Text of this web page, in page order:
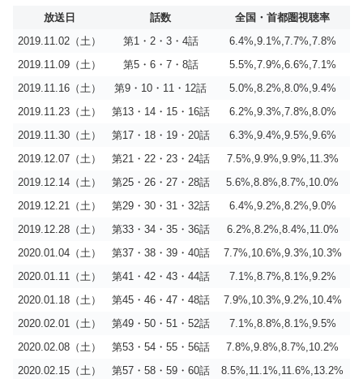
放送日 話数
全国・首都圏視聴率
2019.11.02（土）
第1・2・3・4話
6.4%,9.1%,7.7%,7.8%
2019.11.09（土）
第5・6・7・8話
5.5%,7.9%,6.6%,7.1%
2019.11.16（土）
第9・10・11・12話
5.0%,8.2%,8.0%,9.4%
2019.11.23（土）
第13・14・15・16話
6.2%,9.3%,7.8%,8.0%
2019.11.30（土）
第17・18・19・20話
6.3%,9.4%,9.5%,9.6%
2019.12.07（土）
第21・22・23・24話
7.5%,9.9%,9.9%,11.3%
2019.12.14（土）
第25・26・27・28話
5.6%,8.8%,8.7%,10.0%
2019.12.21（土）
第29・30・31・32話
6.4%,9.2%,8.2%,9.0%
2019.12.28（土）
第33・34・35・36話
6.2%,8.2%,8.4%,11.0%
2020.01.04（土）
第37・38・39・40話
7.7%,10.6%,9.3%,10.3%
2020.01.11（土）
第41・42・43・44話
7.1%,8.7%,8.1%,9.2%
2020.01.18（土）
第45・46・47・48話
7.9%,10.3%,9.2%,10.4%
2020.02.01（土）
第49・50・51・52話
7.1%,8.8%,8.1%,9.5%
2020.02.08（土）
第53・54・55・56話
7.8%,9.8%,8.7%,10.2%
2020.02.15（土）
第57・58・59・60話 8.5%,11.1%,11.6%,13.2%